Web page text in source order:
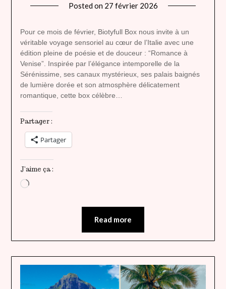
Posted on 27 février 2026
heavenly
Pour ce mois de février, Biotyfull Box nous invite à un
véritable voyage sensoriel au cœur de l’Italie avec une
édition pleine de poésie et de douceur : “Romance à
Venise”. Inspirée par l’élégance intemporelle de la
Sérénissime, ses canaux mystérieux, ses palais baignés
de lumière dorée et son atmosphère délicatement
romantique, cette box célèbre…
Partager :
Partager
J’aime ça :
Chargement…
Read more